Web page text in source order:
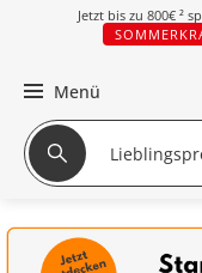
Jetzt bis zu 800€ ²
Menü